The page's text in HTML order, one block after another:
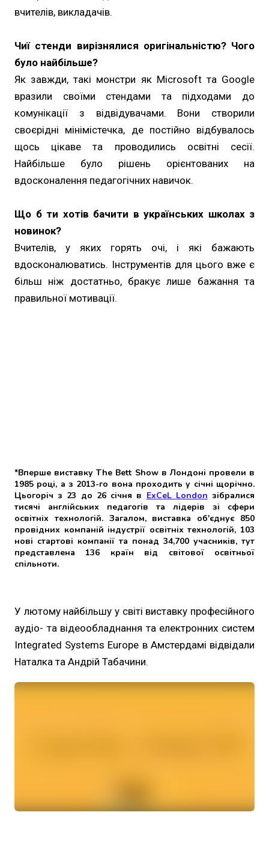
вчителів, викладачів.
Чиї стенди вирізнялися оригінальністю? Чого
було найбільше?
Як завжди, такі монстри як Microsoft та Google
вразили своїми стендами та підходами до
комунікації з відвідувачами. Вони створили
своєрідні мінімістечка, де постійно відбувалось
щось цікаве та проводились освітні сесії.
Найбільше було рішень орієнтованих на
вдосконалення педагогічних навичок.
Що б ти хотів бачити в українських школах з
новинок?
Вчителів, у яких горять очі, і які бажають
вдосконалюватись. Інструментів для цього вже є
більш ніж достатньо, бракує лише бажання та
правильної мотивації.
*Вперше виставку The Bett Show в Лондоні провели в
1985 році, а з 2013-го вона проходить у січні щорічно.
Цьогоріч з 23 до 26 січня в ExCeL London зібралися
тисячі англійських педагогів та лідерів зі сфери
освітніх технологій. Загалом, виставка об'єднує 850
провідних компаній індустрії освітніх технологій, 103
нові стартові компанії та понад 34,700 учасників, тут
представлена 136 країн від світової освітньої
спільноти.
У лютому найбільшу у світі виставку професійного
аудіо- та відеообладнання та електронних систем
Integrated Systems Europe в Амстердамі відвідали
Наталка та Андрій Табачини.